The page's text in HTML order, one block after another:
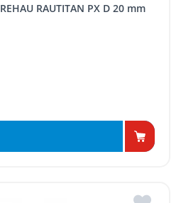
RAUTITAN PX D 20 mm